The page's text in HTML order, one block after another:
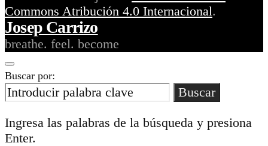
Commons Atribución 4.0 Internacional.
Josep Carrizo
breathe. feel. become
Buscar por:
Buscar
Ingresa las palabras de la búsqueda y presiona
Enter.